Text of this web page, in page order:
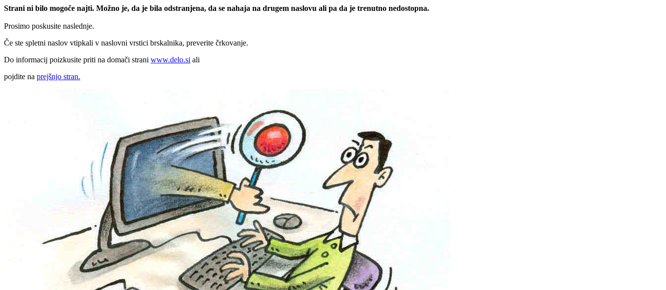
Strani ni bilo mogoče najti. Možno je, da je bila odstranjena, da se nahaja na drugem naslovu ali pa da je trenutno nedostopna.
Prosimo poskusite naslednje.
Če ste spletni naslov vtipkali v naslovni vrstici brskalnika, preverite črkovanje.
Do informacij poizkusite priti na domači strani www.delo.si ali
pojdite na prejšnjo stran.